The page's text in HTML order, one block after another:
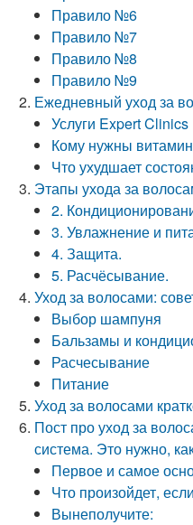
Правило №6
Правило №7
Правило №8
Правило №9
Ежедневный уход за
Услуги Expert Clinics
Кому нужны
Что ухудшает
Этапы ухода за
2.
3. Увлажнение и
4. Защита.
5. Расчёсывание.
Уход за волосами:
Выбор шампуня
Бальзамы и
Расчесывание
Питание
Уход за волосами
Пост про уход за
система. Это нужно,
Первое и самое
Что произойдет,
Вынеполучите: